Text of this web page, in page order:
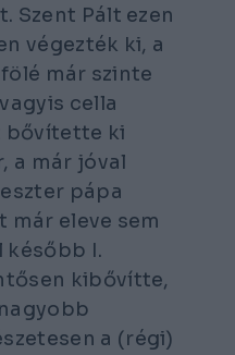
Szent Pált ezen
végezték ki, a
már szinte
cella
bővítette ki
a már jóval
pápa
már eleve sem
később I.
kibővítte,
a (régi)